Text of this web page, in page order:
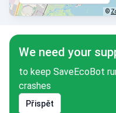
©
We need your
to keep SaveEcoBot
crashes
Přispět